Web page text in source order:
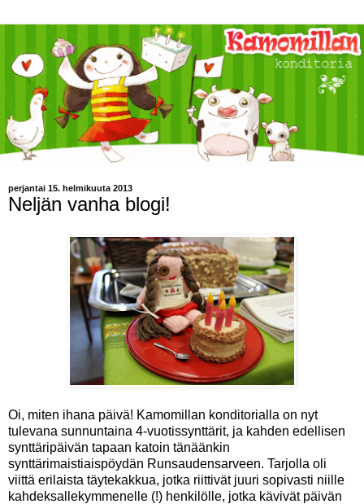
perjantai 15. helmikuuta 2013
Neljän vanha blogi!
Oi, miten ihana päivä! Kamomillan konditorialla on nyt
tulevana sunnuntaina 4-vuotissynttärit, ja kahden edellisen
synttäripäivän tapaan katoin tänäänkin
synttärimaistiaispöydän Runsaudensarveen. Tarjolla oli
viittä erilaista täytekakkua, jotka riittivät juuri sopivasti niille
kahdeksallekymmenelle (!) henkilölle, jotka kävivät päivän